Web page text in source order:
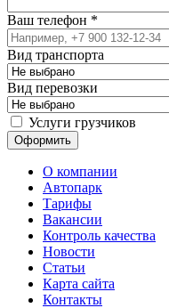
Ваш телефон *
Вид транспорта
Вид перевозки
Услуги грузчиков
О компании
Автопарк
Тарифы
Вакансии
Контроль качества
Новости
Статьи
Карта сайта
Контакты